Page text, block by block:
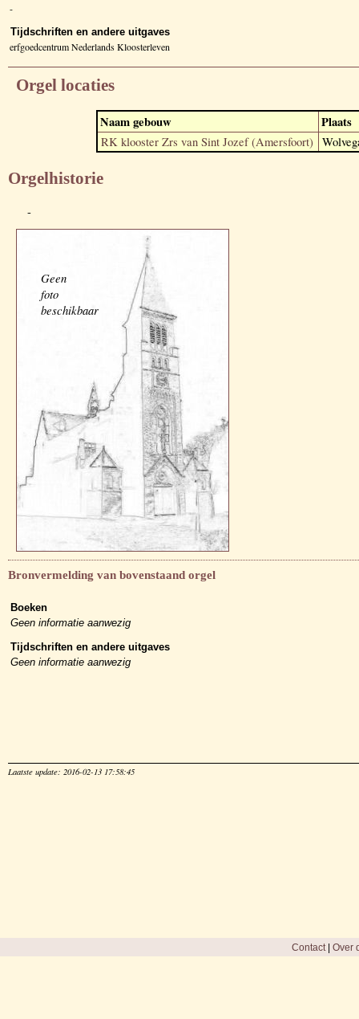
-
Tijdschriften en andere uitgaves
erfgoedcentrum Nederlands Kloosterleven
Orgel locaties
Naam gebouw Plaats
RK klooster Zrs van Sint Jozef (Amersfoort)
Orgelhistorie
-
Geen
foto
beschikbaar
Bronvermelding van bovenstaand orgel
Boeken
Geen informatie aanwezig
Tijdschriften en andere uitgaves
Geen informatie aanwezig
Laatste update: 2016-02-13 17:58:45
Contact| Over